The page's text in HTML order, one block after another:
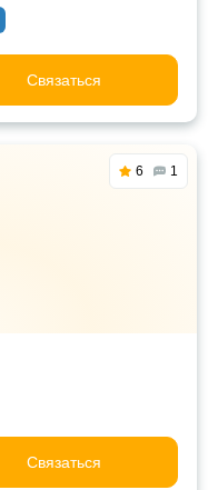
Связаться
6 1
Связаться